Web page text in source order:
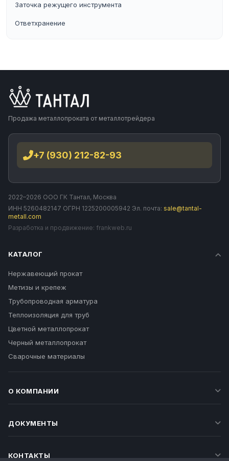
Заточка режущего инструмента
Ответхранение
Продажа металлопроката от металлотрейдера
+7 (930) 212-82-93
2022–2026 ООО ГК Тантал, Москва
ИНН 5260482147 ОГРН 1225200005942 Эл. почта: sale@tantal-
metall.com
Разработка и продвижение: frankweb.ru
КАТАЛОГ
Нержавеющий прокат
Метизы и крепеж
Трубопроводная арматура
Теплоизоляция для труб
Цветной металлопрокат
Черный металлопрокат
Сварочные материалы
О КОМПАНИИ
ДОКУМЕНТЫ
КОНТАКТЫ